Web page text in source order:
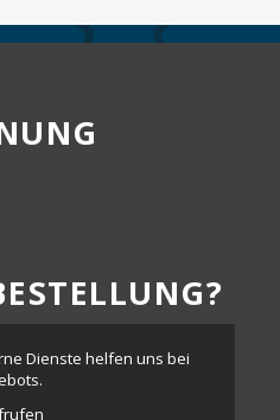
Dienste helfen uns bei